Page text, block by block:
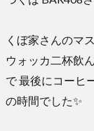
くぼ家さんのマ
ウォッカ二杯飲
で 最後にコーヒ
の時間でした✨